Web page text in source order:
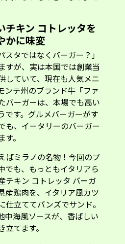
キン コトレッタを
かに味変
スタではなくバーガー？」
すが、実は本国では創業当
していて、現在も人気メニ
ンテ州のブランド牛「ファ
バーガーは、本場でも高い
です。グルメバーガーがす
も、イータリーのバーガー
す。
ミラノの名物！今回のプ
チキン コトレッタ バーガ
産鶏肉を、イタリア風カツ
仕立ててバンズでサンド。
中海風ソースが、香ばしい
立てます。
った以上にカリッと香ば